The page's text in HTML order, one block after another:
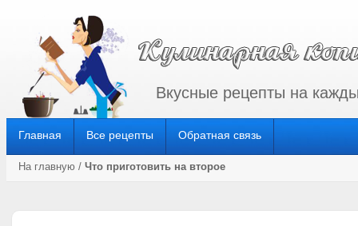
Вкусные рецепты на
Главная Все рецепты Обратная связь
На главную / Что приготовить на второе